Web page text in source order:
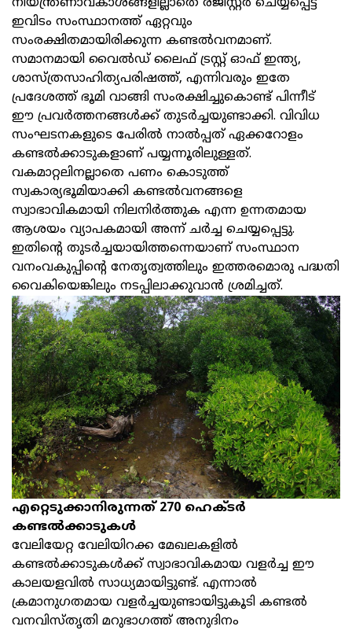
നിയന്ത്രണാവകാശങ്ങളില്ലാതെ രജിസ്റ്റര്‍ ചെയ്യപ്പെട്ട
ഇവിടം സംസ്ഥാനത്ത് ഏറ്റവും
സംരക്ഷിതമായിരിക്കുന്ന കണ്ടല്‍വനമാണ്.
സമാനമായി വൈല്‍ഡ് ലൈഫ് ട്രസ്റ്റ് ഓഫ് ഇന്ത്യ,
ശാസ്ത്രസാഹിത്യപരിഷത്ത്, എന്നിവരും ഇതേ
പ്രദേശത്ത് ഭൂമി വാങ്ങി സംരക്ഷിച്ചുകൊണ്ട് പിന്നീട്
ഈ പ്രവര്‍ത്തനങ്ങള്‍ക്ക് തുടര്‍ച്ചയുണ്ടാക്കി. വിവിധ
സംഘടനകളുടെ പേരില്‍ നാല്‍പ്പത് ഏക്കറോളം
കണ്ടല്‍ക്കാടുകളാണ് പയ്യന്നൂരിലുള്ളത്.
വകമാറ്റലിനല്ലാതെ പണം കൊടുത്ത്
സ്വകാര്യഭൂമിയാക്കി കണ്ടല്‍വനങ്ങളെ
സ്വാഭാവികമായി നിലനിര്‍ത്തുക എന്ന ഉന്നതമായ
ആശയം വ്യാപകമായി അന്ന് ചര്‍ച്ച ചെയ്യപ്പെട്ടു.
ഇതിന്റെ തുടര്‍ച്ചയായിത്തന്നെയാണ് സംസ്ഥാന
വനംവകുപ്പിന്റെ നേതൃത്വത്തിലും ഇത്തരമൊരു പദ്ധതി
വൈകിയെങ്കിലും നടപ്പിലാക്കുവാന്‍ ശ്രമിച്ചത്.
എറ്റെടുക്കാനിരുന്നത് 270 ഹെക്ടര്‍
കണ്ടല്‍ക്കാടുകള്‍
വേലിയേറ്റ വേലിയിറക്ക മേഖലകളില്‍
കണ്ടല്‍ക്കാടുകള്‍ക്ക് സ്വാഭാവികമായ വളര്‍ച്ച ഈ
കാലയളവില്‍ സാധ്യമായിട്ടുണ്ട്. എന്നാല്‍
ക്രമാനുഗതമായ വളര്‍ച്ചയുണ്ടായിട്ടുകൂടി കണ്ടല്‍
വനവിസ്തൃതി മറുഭാഗത്ത് അനുദിനം